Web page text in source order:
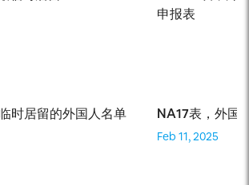
时居留的外国人名单 NA17表，外国
Feb 11, 2025